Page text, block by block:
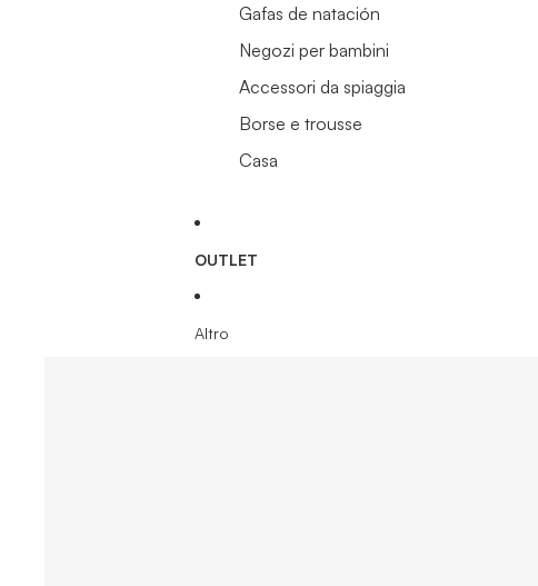
Gafas de natación
Negozi per bambini
Accessori da spiaggia
Borse e trousse
Casa
OUTLET
Altro